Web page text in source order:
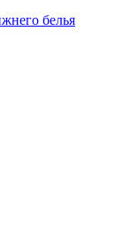
белья